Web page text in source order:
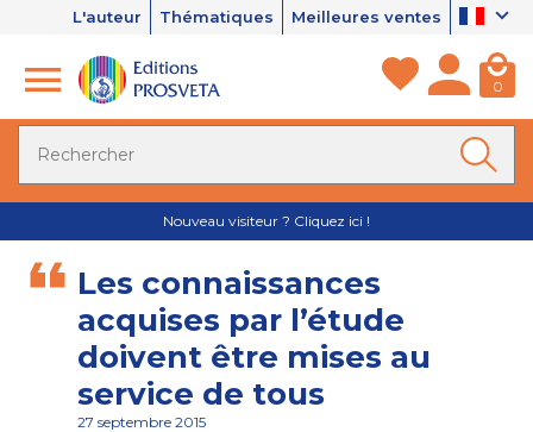
L'auteur Thématiques Meilleures ventes
0
Nouveau visiteur ? Cliquez ici !
Les connaissances
acquises par l’étude
doivent être mises au
service de tous
27 septembre 2015